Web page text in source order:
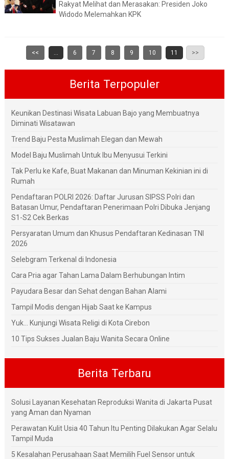
Rakyat Melihat dan Merasakan: Presiden Joko
Widodo Melemahkan KPK
<< ... 6 7 8 9 10 11 >>
Berita Terpopuler
Keunikan Destinasi Wisata Labuan Bajo yang Membuatnya
Diminati Wisatawan
Trend Baju Pesta Muslimah Elegan dan Mewah
Model Baju Muslimah Untuk Ibu Menyusui Terkini
Tak Perlu ke Kafe, Buat Makanan dan Minuman Kekinian ini di
Rumah
Pendaftaran POLRI 2026: Daftar Jurusan SIPSS Polri dan
Batasan Umur, Pendaftaran Penerimaan Polri Dibuka Jenjang
S1-S2 Cek Berkas
Persyaratan Umum dan Khusus Pendaftaran Kedinasan TNI
2026
Selebgram Terkenal di Indonesia
Cara Pria agar Tahan Lama Dalam Berhubungan Intim
Payudara Besar dan Sehat dengan Bahan Alami
Tampil Modis dengan Hijab Saat ke Kampus
Yuk... Kunjungi Wisata Religi di Kota Cirebon
10 Tips Sukses Jualan Baju Wanita Secara Online
Berita Terbaru
Solusi Layanan Kesehatan Reproduksi Wanita di Jakarta Pusat
yang Aman dan Nyaman
Perawatan Kulit Usia 40 Tahun Itu Penting Dilakukan Agar Selalu
Tampil Muda
5 Kesalahan Perusahaan Saat Memilih Fuel Sensor untuk